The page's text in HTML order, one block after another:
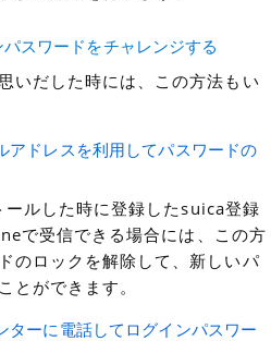
スワードをチャレンジする
いだした時には、この方法もい
アドレスを利用してパスワードの
ルした時に登録したsuica登録
で受信できる場合には、この方
のロックを解除して、新しいパ
とができます。
ターに電話してログインパスワー